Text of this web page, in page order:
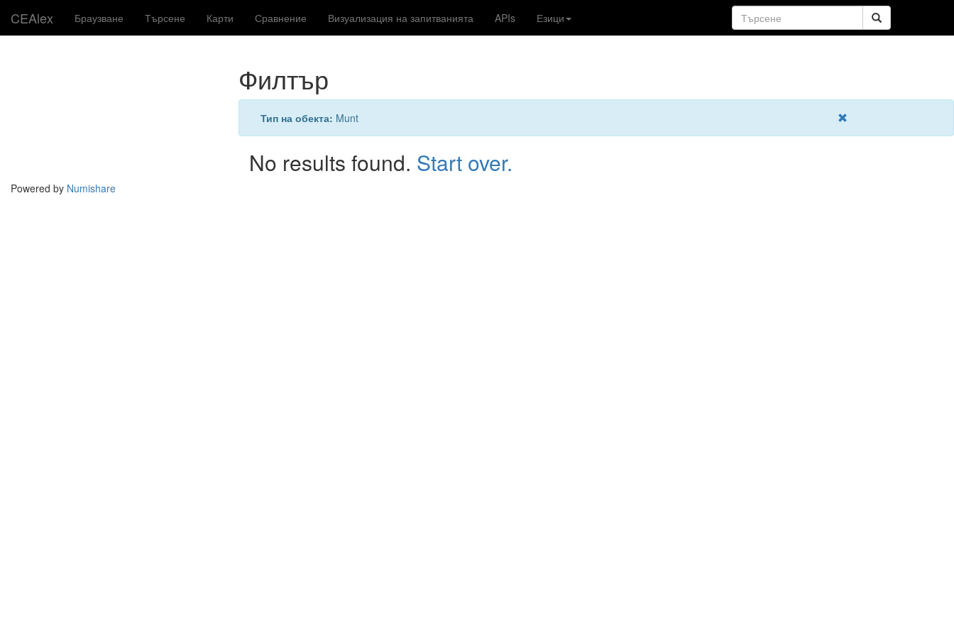
CEAlex Браузване Търсене Карти Сравнение Визуализация на запитванията APIs Езици
Филтър
Тип на обекта: Munt
No results found. Start over.
Powered by Numishare